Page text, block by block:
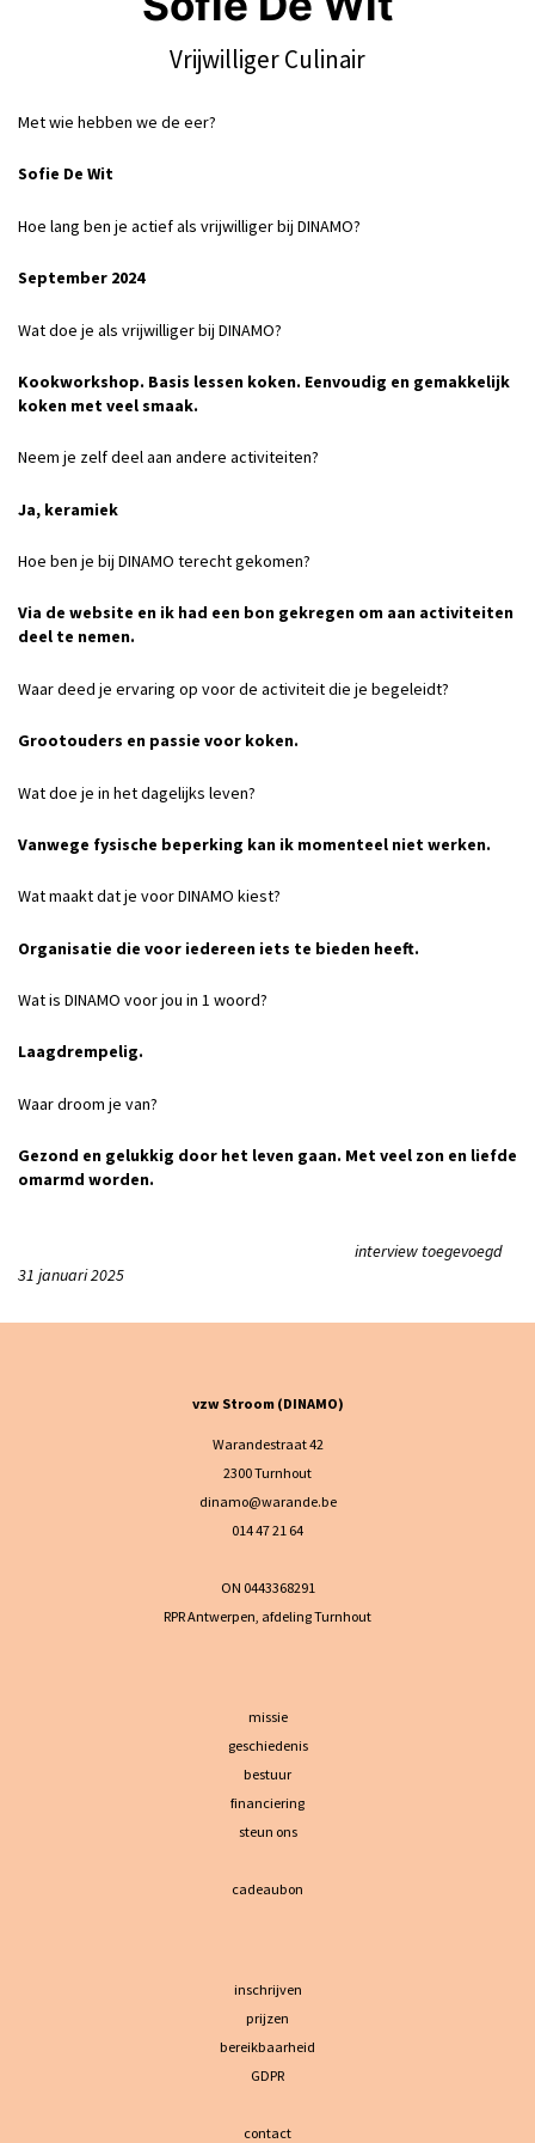
Vrijwilliger Culinair
Met wie hebben we de eer?
Sofie De Wit
Hoe lang ben je actief als vrijwilliger bij DINAMO?
September 2024
Wat doe je als vrijwilliger bij DINAMO?
Kookworkshop. Basis lessen koken. Eenvoudig en gemakkelijk
koken met veel smaak.
Neem je zelf deel aan andere activiteiten?
Ja, keramiek
Hoe ben je bij DINAMO terecht gekomen?
Via de website en ik had een bon gekregen om aan activiteiten
deel te nemen.
Waar deed je ervaring op voor de activiteit die je begeleidt?
Grootouders en passie voor koken.
Wat doe je in het dagelijks leven?
Vanwege fysische beperking kan ik momenteel niet werken.
Wat maakt dat je voor DINAMO kiest?
Organisatie die voor iedereen iets te bieden heeft.
Wat is DINAMO voor jou in 1 woord?
Laagdrempelig.
Waar droom je van?
Gezond en gelukkig door het leven gaan. Met veel zon en liefde
omarmd worden.
interview toegevoegd
31 januari 2025
vzw Stroom (DINAMO)
Warandestraat 42
2300 Turnhout
dinamo@warande.be
014 47 21 64
ON 0443368291
RPR Antwerpen, afdeling Turnhout
missie
geschiedenis
bestuur
financiering
steun ons
cadeaubon
inschrijven
prijzen
bereikbaarheid
GDPR
contact